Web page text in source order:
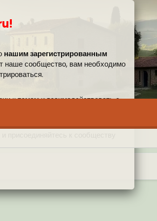
нашим зарегистрированным
наше сообщество, вам необходимо
к темам и взаимодействовать с